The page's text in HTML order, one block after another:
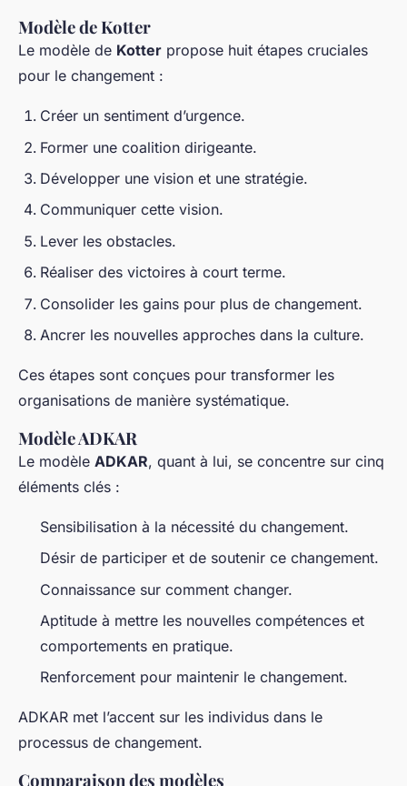
Modèle de Kotter
Le modèle de Kotter propose huit étapes cruciales
pour le changement :
Créer un sentiment d’urgence.
Former une coalition dirigeante.
Développer une vision et une stratégie.
Communiquer cette vision.
Lever les obstacles.
Réaliser des victoires à court terme.
Consolider les gains pour plus de changement.
Ancrer les nouvelles approches dans la culture.
Ces étapes sont conçues pour transformer les
organisations de manière systématique.
Modèle ADKAR
Le modèle ADKAR, quant à lui, se concentre sur cinq
éléments clés :
Sensibilisation à la nécessité du changement.
Désir de participer et de soutenir ce changement.
Connaissance sur comment changer.
Aptitude à mettre les nouvelles compétences et
comportements en pratique.
Renforcement pour maintenir le changement.
ADKAR met l’accent sur les individus dans le
processus de changement.
Comparaison des modèles